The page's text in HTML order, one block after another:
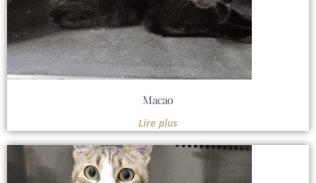
Macao
Lire plus